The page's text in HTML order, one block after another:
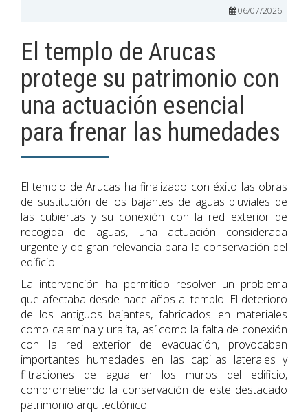
06/07/2026
El templo de Arucas
protege su patrimonio con
una actuación esencial
para frenar las humedades
El templo de Arucas ha finalizado con éxito las obras
de sustitución de los bajantes de aguas pluviales de
las cubiertas y su conexión con la red exterior de
recogida de aguas, una actuación considerada
urgente y de gran relevancia para la conservación del
edificio.
La intervención ha permitido resolver un problema
que afectaba desde hace años al templo. El deterioro
de los antiguos bajantes, fabricados en materiales
como calamina y uralita, así como la falta de conexión
con la red exterior de evacuación, provocaban
importantes humedades en las capillas laterales y
filtraciones de agua en los muros del edificio,
comprometiendo la conservación de este destacado
patrimonio arquitectónico.